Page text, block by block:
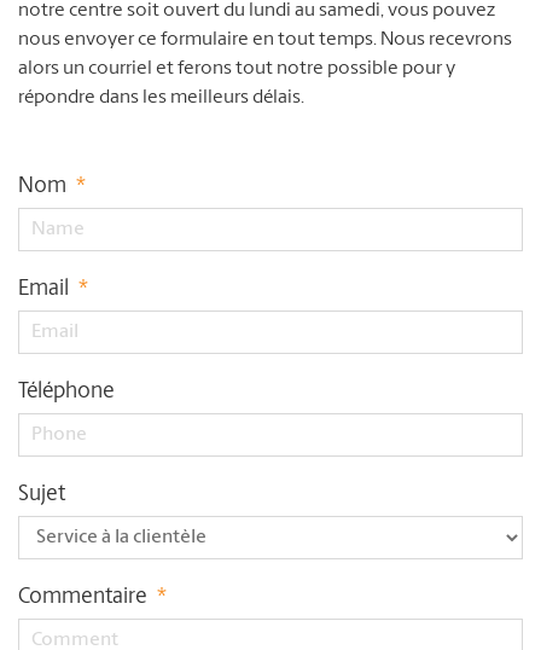
notre centre soit ouvert du lundi au samedi, vous pouvez
nous envoyer ce formulaire en tout temps. Nous recevrons
alors un courriel et ferons tout notre possible pour y
répondre dans les meilleurs délais.
Nom *
Email *
Téléphone
Sujet
Commentaire *